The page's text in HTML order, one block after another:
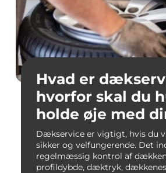
Hvad er
hvorfor skal du
holde øje med
dæk?
Dækservice er vigtigt, hvis du
sikker og velfungerende. Det
regelmæssig kontrol af
profildybde, dæktryk,